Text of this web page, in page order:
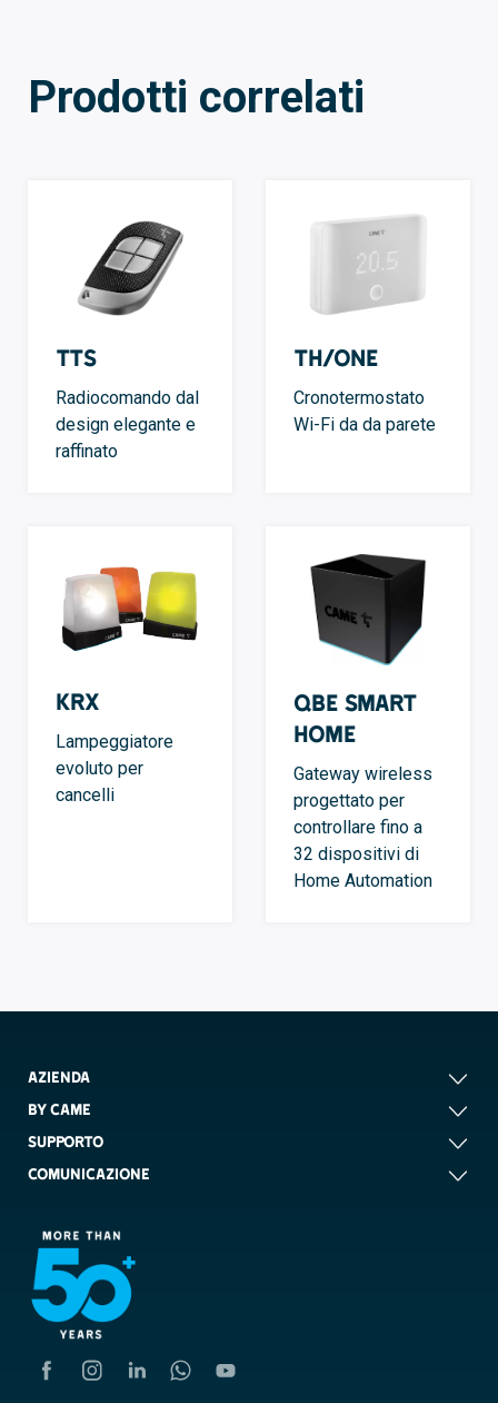
Prodotti correlati
TTS
Radiocomando dal
design elegante e
raffinato
TH/ONE
Cronotermostato
Wi-Fi da da parete
KRX
Lampeggiatore
evoluto per
cancelli
QBE Smart
Home
Gateway wireless
progettato per
controllare fino a
32 dispositivi di
Home Automation
AZIENDA
BY CAME
SUPPORTO
COMUNICAZIONE